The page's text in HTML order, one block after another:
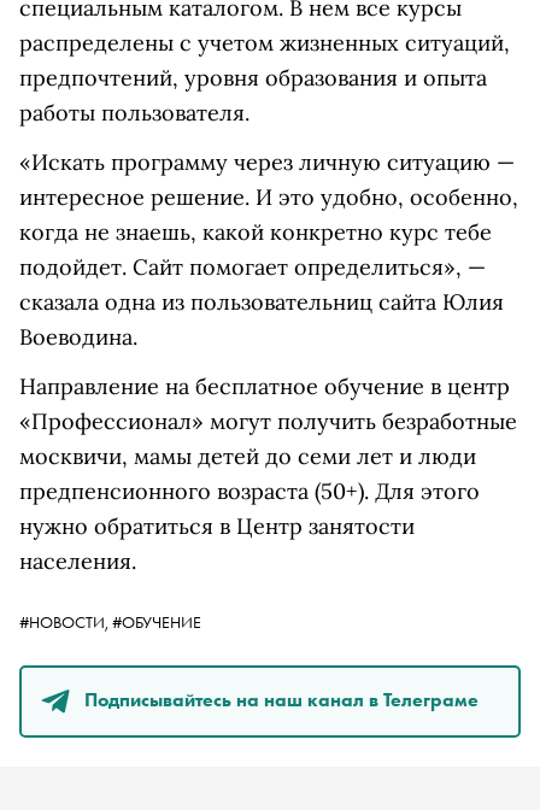
специальным каталогом. В нем все курсы
распределены с учетом жизненных ситуаций,
предпочтений, уровня образования и опыта
работы пользователя.
«Искать программу через личную ситуацию —
интересное решение. И это удобно, особенно,
когда не знаешь, какой конкретно курс тебе
подойдет. Сайт помогает определиться», —
сказала одна из пользовательниц сайта Юлия
Воеводина.
Направление на бесплатное обучение в центр
«Профессионал» могут получить безработные
москвичи, мамы детей до семи лет и люди
предпенсионного возраста (50+). Для этого
нужно обратиться в Центр занятости
населения.
#НОВОСТИ, #ОБУЧЕНИЕ
Подписывайтесь на наш канал в Телеграме